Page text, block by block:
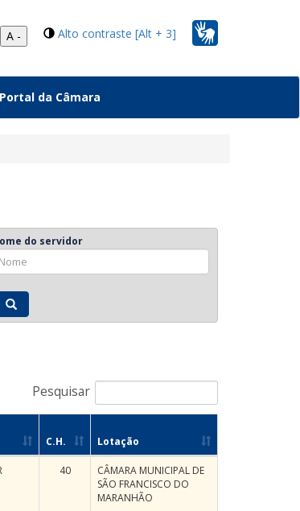
Alto contraste [Alt + 3]
A -
Portal da Câmara
do servidor
Pesquisar
C.H. Lotação
40
CÂMARA MUNICIPAL DE
SÃO FRANCISCO DO
MARANHÃO